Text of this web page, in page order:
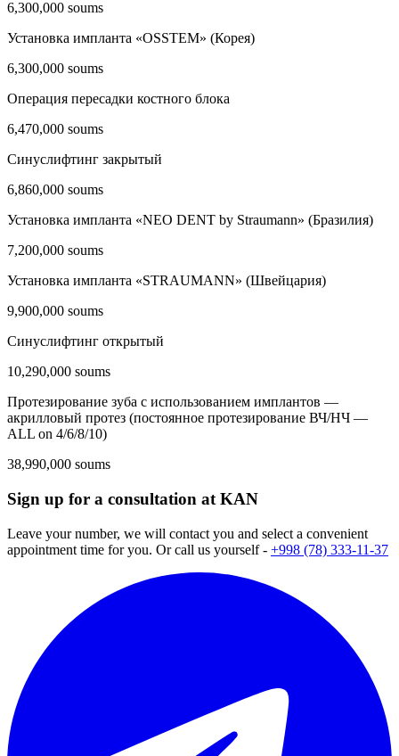
6,300,000 soums
Установка импланта «OSSTEM» (Корея)
6,300,000 soums
Операция пересадки костного блока
6,470,000 soums
Синуслифтинг закрытый
6,860,000 soums
Установка импланта «NEO DENT by Straumann» (Бразилия)
7,200,000 soums
Установка импланта «STRAUMANN» (Швейцария)
9,900,000 soums
Синуслифтинг открытый
10,290,000 soums
Протезирование зуба с использованием имплантов —
акрилловый протез (постоянное протезирование ВЧ/НЧ —
ALL on 4/6/8/10)
38,990,000 soums
Sign up for a consultation at KAN
Leave your number, we will contact you and select a convenient
appointment time for you. Or call us yourself - +998 (78) 333-11-37